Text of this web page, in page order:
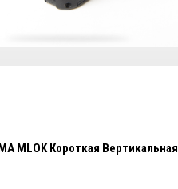
MLOK Короткая Вертикальная